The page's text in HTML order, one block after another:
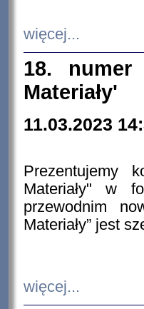
więcej...
18. numer
Materiały'
11.03.2023
Prezentujemy
Materiały" w
przewodnim
Materiały” jest
więcej...